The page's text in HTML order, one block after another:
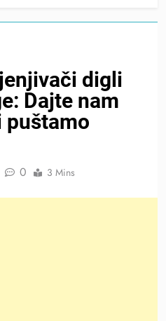
digli
Dajte nam
puštamo
0 3 Mins